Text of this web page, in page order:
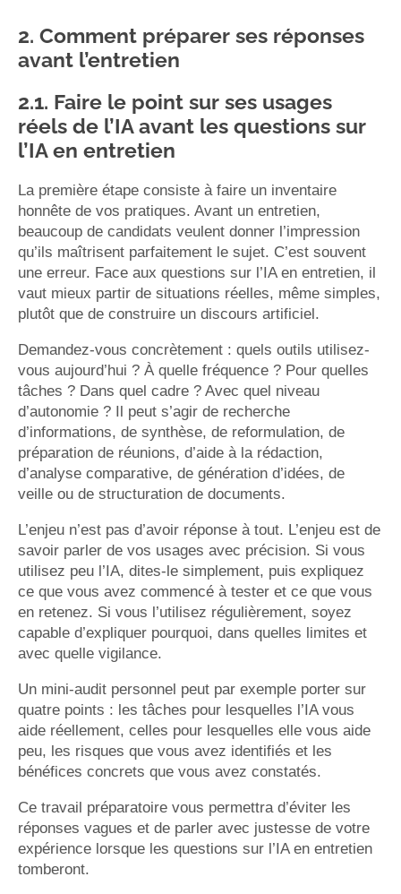
2. Comment préparer ses réponses
avant l’entretien
2.1. Faire le point sur ses usages
réels de l’IA avant les questions sur
l’IA en entretien
La première étape consiste à faire un inventaire
honnête de vos pratiques. Avant un entretien,
beaucoup de candidats veulent donner l’impression
qu’ils maîtrisent parfaitement le sujet. C’est souvent
une erreur. Face aux questions sur l’IA en entretien, il
vaut mieux partir de situations réelles, même simples,
plutôt que de construire un discours artificiel.
Demandez-vous concrètement : quels outils utilisez-
vous aujourd’hui ? À quelle fréquence ? Pour quelles
tâches ? Dans quel cadre ? Avec quel niveau
d’autonomie ? Il peut s’agir de recherche
d’informations, de synthèse, de reformulation, de
préparation de réunions, d’aide à la rédaction,
d’analyse comparative, de génération d’idées, de
veille ou de structuration de documents.
L’enjeu n’est pas d’avoir réponse à tout. L’enjeu est de
savoir parler de vos usages avec précision. Si vous
utilisez peu l’IA, dites-le simplement, puis expliquez
ce que vous avez commencé à tester et ce que vous
en retenez. Si vous l’utilisez régulièrement, soyez
capable d’expliquer pourquoi, dans quelles limites et
avec quelle vigilance.
Un mini-audit personnel peut par exemple porter sur
quatre points : les tâches pour lesquelles l’IA vous
aide réellement, celles pour lesquelles elle vous aide
peu, les risques que vous avez identifiés et les
bénéfices concrets que vous avez constatés.
Ce travail préparatoire vous permettra d’éviter les
réponses vagues et de parler avec justesse de votre
expérience lorsque les questions sur l’IA en entretien
tomberont.